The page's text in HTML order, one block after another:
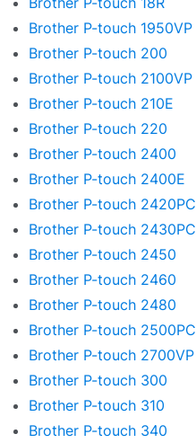
Brother P-touch 1950VP
Brother P-touch 200
Brother P-touch 2100VP
Brother P-touch 210E
Brother P-touch 220
Brother P-touch 2400
Brother P-touch 2400E
Brother P-touch 2420PC
Brother P-touch 2430PC
Brother P-touch 2450
Brother P-touch 2460
Brother P-touch 2480
Brother P-touch 2500PC
Brother P-touch 2700VP
Brother P-touch 300
Brother P-touch 310
Brother P-touch 340